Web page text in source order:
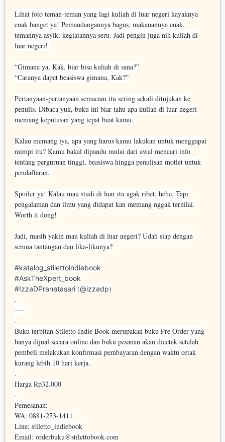
Lihat foto teman-teman yang lagi kuliah di luar negeri kayaknya
enak banget ya! Pemandangannya bagus, makanannya enak,
temannya asyik, kegiatannya seru. Jadi pengin juga nih kuliah di
luar negeri! ⁣
“Gimana ya, Kak, biar bisa kuliah di sana?”⁣
“Caranya dapet beasiswa gimana, Kak?”⁣
Pertanyaan-pertanyaan semacam itu sering sekali ditujukan ke
penulis. Dibaca yuk, buku ini biar tahu apa kuliah di luar negeri
memang keputusan yang tepat buat kamu. ⁣
Kalau memang iya, apa yang harus kamu lakukan untuk menggapai
mimpi itu? Kamu bakal dipandu mulai dari awal mencari info
tentang perguruan tinggi, beasiswa hingga penulisan motlet untuk
pendaftaran. ⁣
Spoiler ya! Kalau mau studi di luar itu agak ribet, hehe. Tapi
pengalaman dan ilmu yang didapat kan memang nggak ternilai.
Worth it dong!⁣
Jadi, masih yakin mau kuliah di luar negeri? Udah siap dengan
semua tantangan dan lika-likunya?⁣
#katalog_stilettoindiebook
#AskTheXpert_book
#IzzaDPranatasari ⁣ (@izzadp)
.⁣⁣
----⁣⁣
.⁣⁣
Buku terbitan Stiletto Indie Book merupakan buku Pre Order yang
hanya dijual secara online dan buku pesanan akan dicetak setelah
pembeli melakukan konfirmasi pembayaran dengan waktu cetak
kurang lebih 10 hari kerja.⁣⁣
.⁣⁣
Harga Rp32.000⁣⁣
.⁣⁣
Pemesanan:⁣⁣
WA: 0881-273-1411⁣⁣
Line: stiletto_indiebook⁣⁣
Email: orderbuku@stilettobook.com⁣